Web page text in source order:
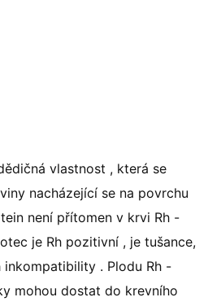
vlastnost , která se
nacházející se na povrchu
není přítomen v krvi Rh -
je Rh pozitivní , je tušance,
. Plodu Rh -
mohou dostat do krevního